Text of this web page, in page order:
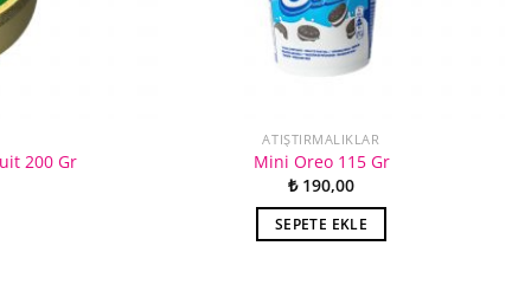
200 Gr
ATIŞTIRMALIKLAR
Mini Oreo 115 Gr
₺190,00
SEPETE EKLE